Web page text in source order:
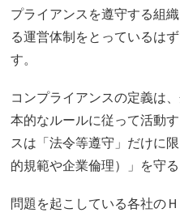
プライアンスを遵守する組
る運営体制をとっているは
す。
コンプライアンスの定義は
本的なルールに従って活動
スは「法令等遵守」だけに
的規範や企業倫理）」を守
問題を起こしている各社の